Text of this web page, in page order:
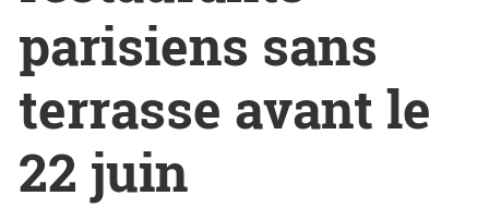
parisiens sans
terrasse avant le
22 juin